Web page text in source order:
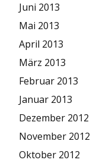
Juni 2013
Mai 2013
April 2013
März 2013
Februar 2013
Januar 2013
Dezember 2012
November 2012
Oktober 2012